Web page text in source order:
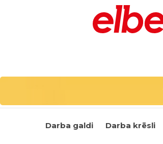
Darba galdi Darba krēsli